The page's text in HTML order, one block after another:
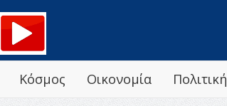
Κόσμος Οικονομία Πολιτική